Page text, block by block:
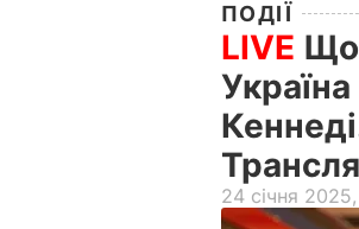
ПОДІЇ
LIVE Що
Україна
24 січня